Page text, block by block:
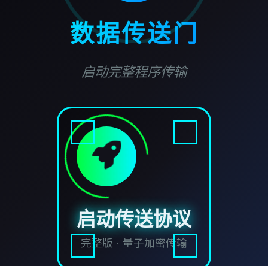
数据传送门
启动完整程序传输
启动传送协议
完整版 · 量子加密传输